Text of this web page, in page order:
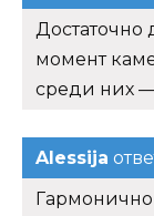
Достаточно
момент
среди них
Alessija
Гармонично